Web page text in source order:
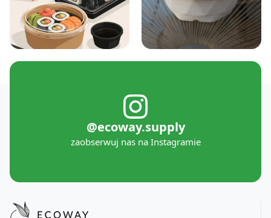
@ecoway.supply
zaobserwuj nas na Instagramie